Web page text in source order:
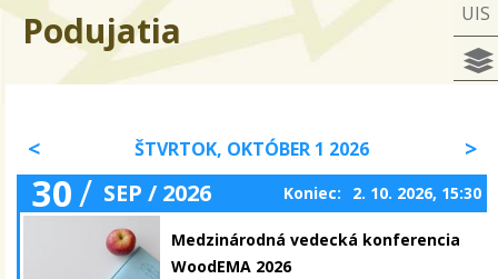
UIS
Podujatia
ŠTVRTOK, OKTÓBER 1 2026
30/ SEP / 2026 Koniec: 2. 10. 2026, 15:30
Medzinárodná vedecká konferencia
WoodEMA 2026